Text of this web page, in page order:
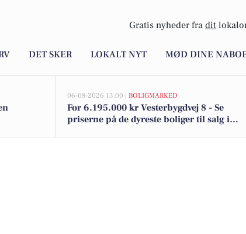
Gratis nyheder fra dit
DET SKER LOKALT NYT MØD DINE
06-08-2026 13:00 | BOLIGMARKED
For 6.195.000 kr Vesterbygdvej 8 - Se
priserne på de dyreste boliger til salg i